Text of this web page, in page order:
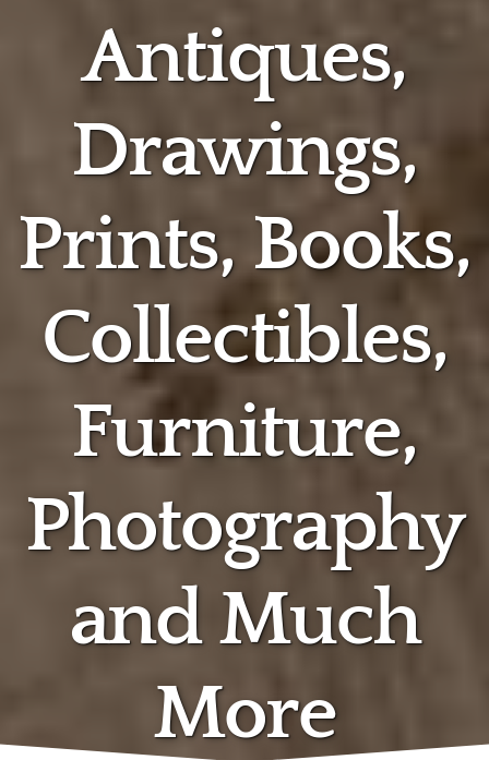
Antiques,
Drawings,
Prints, Books,
Collectibles,
Furniture,
Photography
and Much
More